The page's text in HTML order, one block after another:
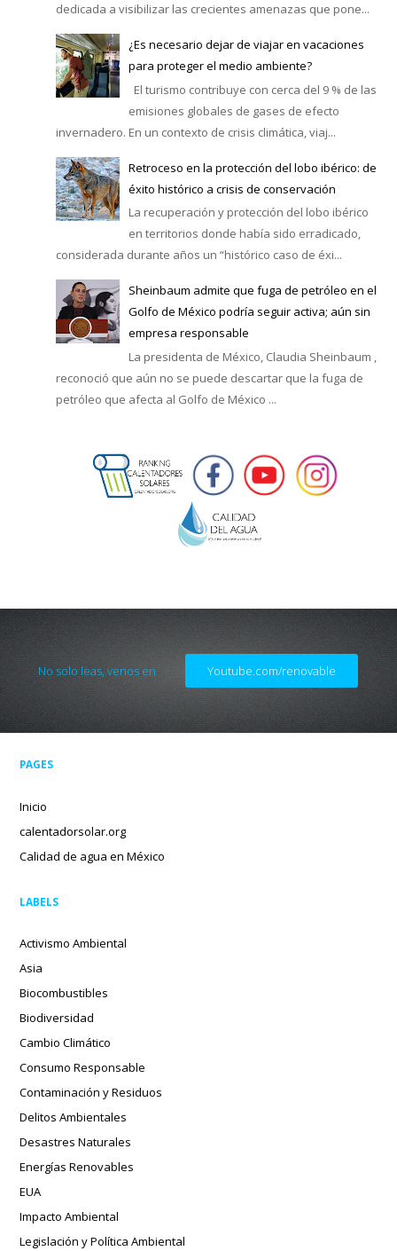
dedicada a visibilizar las crecientes amenazas que pone...
¿Es necesario dejar de viajar en vacaciones
para proteger el medio ambiente?
El turismo contribuye con cerca del 9 % de las
emisiones globales de gases de efecto
invernadero. En un contexto de crisis climática, viaj...
Retroceso en la protección del lobo ibérico: de
éxito histórico a crisis de conservación
La recuperación y protección del lobo ibérico
en territorios donde había sido erradicado,
considerada durante años un “histórico caso de éxi...
Sheinbaum admite que fuga de petróleo en el
Golfo de México podría seguir activa; aún sin
empresa responsable
La presidenta de México, Claudia Sheinbaum ,
reconoció que aún no se puede descartar que la fuga de
petróleo que afecta al Golfo de México ...
No solo leas, venos en Youtube.com/renovable
PAGES
Inicio
calentadorsolar.org
Calidad de agua en México
LABELS
Activismo Ambiental
Asia
Biocombustibles
Biodiversidad
Cambio Climático
Consumo Responsable
Contaminación y Residuos
Delitos Ambientales
Desastres Naturales
Energías Renovables
EUA
Impacto Ambiental
Legislación y Política Ambiental